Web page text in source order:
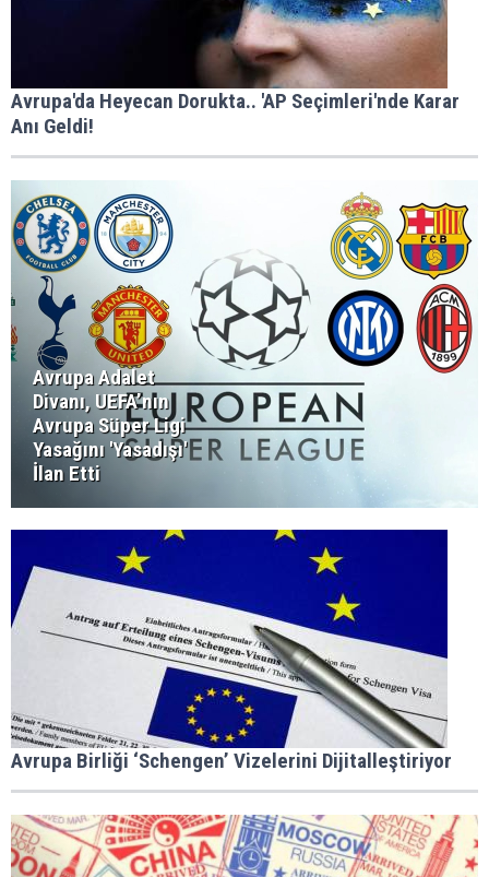
Avrupa'da Heyecan Dorukta.. 'AP Seçimleri'nde Karar
Anı Geldi!
Avrupa Adalet
Divanı, UEFA’nın
Avrupa Süper Ligi
Yasağını 'Yasadışı'
İlan Etti
Avrupa Birliği ‘Schengen’ Vizelerini Dijitalleştiriyor